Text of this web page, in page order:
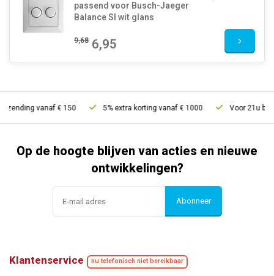
passend voor Busch-Jaeger
Balance SI wit glans
9,68 6,95
vanaf € 150 5% extra korting vanaf € 1000 Voor 21u
Op de hoogte blijven van acties en nieuwe
ontwikkelingen?
Abonneer
Klantenservice nu telefonisch niet bereikbaar